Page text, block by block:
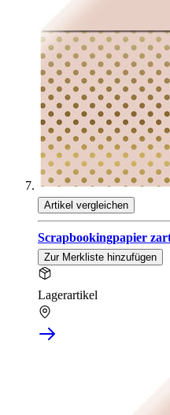
Artikel vergleichen
Scrapbookingpapier
Zur Merkliste hinzufügen
Lagerartikel